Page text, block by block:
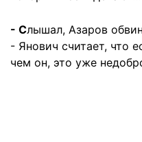
- Слышал, Азаров
- Янович считает, что
чем он, это уже